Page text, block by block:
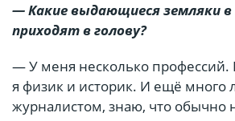
— Какие выдающиеся земляки в
приходят в голову?
— У меня несколько профессий.
я физик и историк. И ещё много
журналистом, знаю, что обычно